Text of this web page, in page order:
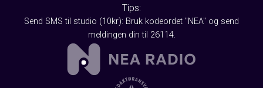
Tips:
Send SMS til studio (10kr): Bruk kodeordet "NEA" og send
meldingen din til 26114.